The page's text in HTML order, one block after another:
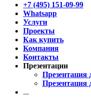
+7 (495) 151-09-99
Whatsapp
Услуги
Проекты
Как купить
Компания
Контакты
Презентации
Презентация
Презентация
...